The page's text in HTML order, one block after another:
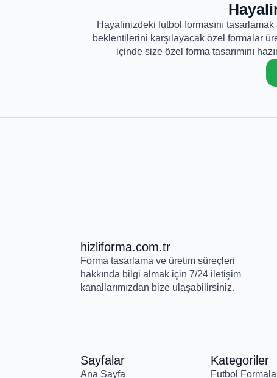
Hayalinizdeki futbol formasını
beklentilerini karşılayacak özel formalar
içinde size özel forma tasarımını
hizliforma.com.tr
Forma tasarlama ve üretim süreçleri
hakkında bilgi almak için 7/24 iletişim
kanallarımızdan bize ulaşabilirsiniz.
Sayfalar
Ana Sayfa
Kategoriler
Futbol